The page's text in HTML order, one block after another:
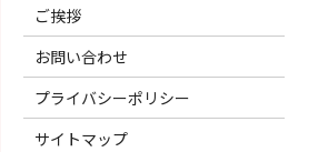
ご挨拶
お問い合わせ
プライバシーポリシー
サイトマップ